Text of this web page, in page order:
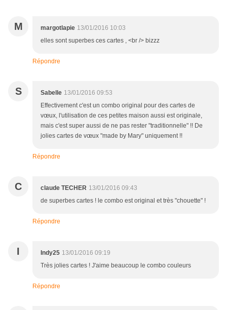
M margotlapie 13/01/2016 10:03
elles sont superbes ces cartes , <br /> bizzz
Répondre
S Sabelle 13/01/2016 09:53
Effectivement c'est un combo original pour des cartes de
vœux, l'utilisation de ces petites maison aussi est originale,
mais c'est super aussi de ne pas rester "traditionnelle" !! De
jolies cartes de vœux "made by Mary" uniquement !!
Répondre
C claude TECHER 13/01/2016 09:43
de superbes cartes ! le combo est original et très "chouette" !
Répondre
I Indy25 13/01/2016 09:19
Très jolies cartes ! J'aime beaucoup le combo couleurs
Répondre